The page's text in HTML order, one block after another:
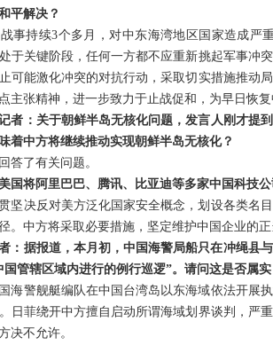
平解决？
事持续3个多月，对中东海湾地区国家造成严
于关键阶段，任何一方都不应重新挑起军事冲
可能激化冲突的对抗行动，采取切实措施推动
主张精神，进一步致力于止战促和，为早日恢
者：关于朝鲜半岛无核化问题，发言人刚才提
着中方将继续推动实现朝鲜半岛无核化？
答了有关问题。
国将阿里巴巴、腾讯、比亚迪等多家中国科技
坚决反对美方泛化国家安全概念，划设各类名
。中方将采取必要措施，坚定维护中国企业的正
：据报道，本月初，中国海警局船只在冲绳县
管辖区域内进行的例行巡逻”。请问这是否属实
海警舰艇编队在中国台湾岛以东海域依法开展
日菲绕开中方擅自启动所谓海域划界谈判，严
决不允许。